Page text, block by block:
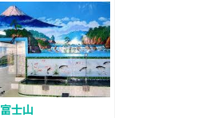
富士山